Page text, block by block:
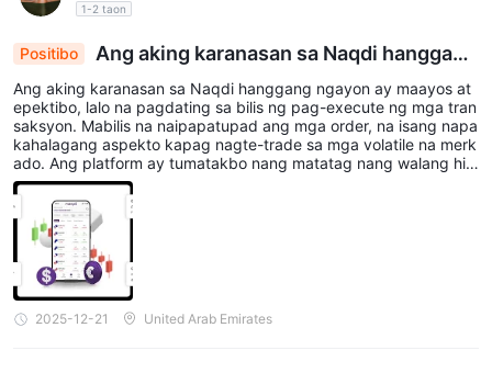
1-2 taon
Positibo
Ang aking karanasan sa Naqdi hanggang
ngayon
Ang aking karanasan sa Naqdi hanggang ngayon ay maayos at
epektibo, lalo na pagdating sa bilis ng pag-execute ng mga tran
saksyon. Mabilis na naipapatupad ang mga order, na isang napa
kahalagang aspekto kapag nagte-trade sa mga volatile na merk
ado. Ang platform ay tumatakbo nang matatag nang walang hin
di kinakailangang pagkaantala, na tumutulong sa pagma-manag
e ng mga trade nang may kumpiyansa at ginhawa. Ang nakakap
ukaw ng pansin ay ang pangkalahatang antas ng pagiging maa
asahan; matatag ang mga presyo, malinaw ang user interface, a
t ang mga pangunahing tool sa trading ay gumagana ayon sa in
aasahan. Patuloy kong sinusubaybayan ang performance nito sa
pangmatagalan, ngunit ang kasalukuyang karanasan ay nagpap
akita ng Isang broker na nakatuon sa bilis, katatagan, at pagbibi
gay ng isang kapaligiran sa pangangalakal na walang kumplikad
2025-12-21 United Arab Emirates